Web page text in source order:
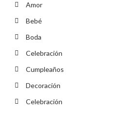
Amor
Bebé
Boda
Celebración
Cumpleaños
Decoración
Celebración